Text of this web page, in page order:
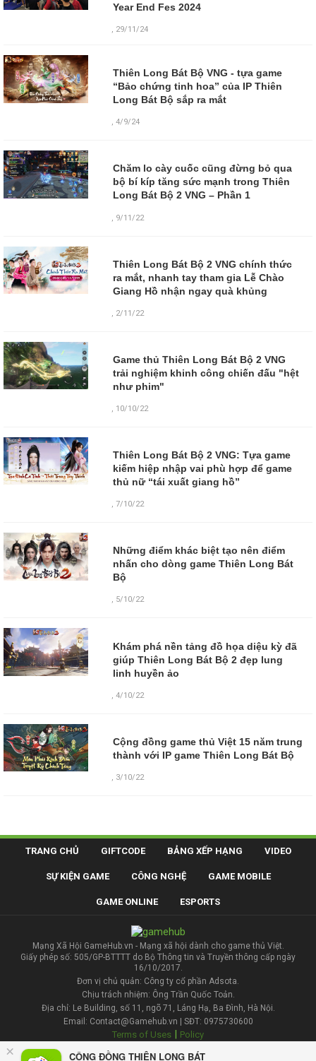
× CỘNG ĐỒNG THIÊN LONG BÁT
Year End Fes 2024
, 29/11/24
Thiên Long Bát Bộ VNG - tựa game
“Bảo chứng tinh hoa” của IP Thiên
Long Bát Bộ sắp ra mắt
,4/9/24
Chăm lo cày cuốc cũng đừng bỏ qua
bộ bí kíp tăng sức mạnh trong Thiên
Long Bát Bộ 2 VNG – Phần 1
9/11/22
Thiên Long Bát Bộ 2 VNG chính thức
ra mắt, nhanh tay tham gia Lễ Chào
Giang Hồ nhận ngay quà khủng
, 2/11/22
Game thủ Thiên Long Bát Bộ 2 VNG
trải nghiệm khinh công chiến đấu "hệt
như phim"
, 10/10/22
Thiên Long Bát Bộ 2 VNG: Tựa game
kiếm hiệp nhập vai phù hợp để game
thủ nữ “tái xuất giang hồ”
,7/10/22
Những điểm khác biệt tạo nên điểm
nhấn cho dòng game Thiên Long Bát
Bộ
, 5/10/22
Khám phá nền tảng đồ họa diệu kỳ đã
giúp Thiên Long Bát Bộ 2 đẹp lung
linh huyền ảo
,4/10/22
Cộng đồng game thủ Việt 15 năm trung
thành với IP game Thiên Long Bát Bộ
, 3/10/22
TRANG CHỦ GIFTCODE BẢNG XẾP HẠNG VIDEO
SỰ KIỆN GAME CÔNG NGHỆ GAME MOBILE
GAME ONLINE ESPORTS
Mạng Xã Hội GameHub.vn - Mạng xã hội dành cho game thủ Việt.
Giấy phép số: 505/GP-BTTTT do Bộ Thông tin và Truyền thông cấp ngày
16/10/2017.
Đơn vị chủ quản: Công ty cổ phần Adsota.
Chịu trách nhiệm: Ông Trần Quốc Toản.
Địa chỉ: Le Building, số 11, ngõ 71, Láng Hạ, Ba Đình, Hà Nội.
Email: Contact@Gamehub.vn | SĐT: 0975730600
Terms of Uses Policy